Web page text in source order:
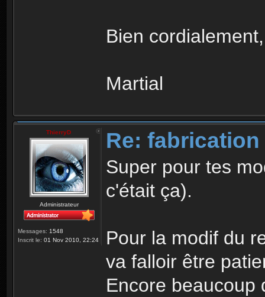
Bien cordialement,
Martial
ThierryD
Administrateur
Messages: 1548
Inscrit le: 01 Nov 2010, 22:24
Re: fabrication
Super pour tes
c'était ça).
Pour la modif du
va falloir être
Encore beaucoup